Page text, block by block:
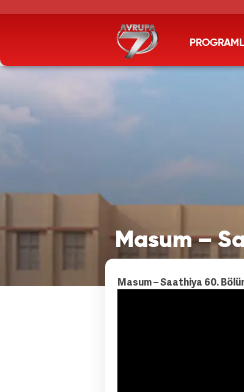
Masum –
Masum – Saathiya 60.